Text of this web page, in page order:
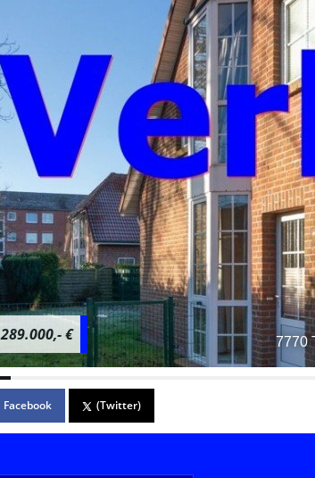
7770
289.000,- €
Facebook (Twitter)